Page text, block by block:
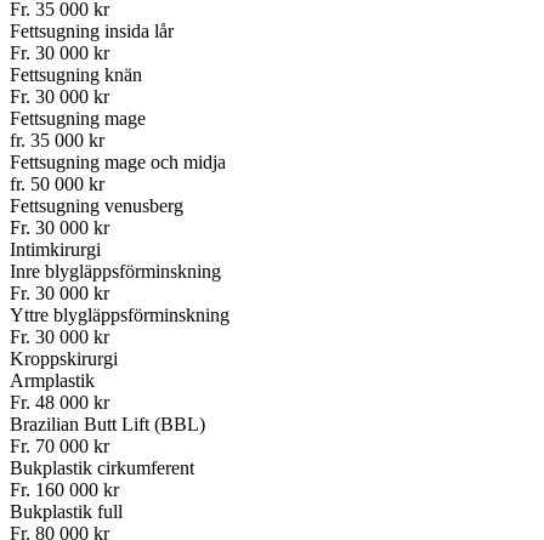
Fr. 35 000 kr
Fettsugning insida lår
Fr. 30 000 kr
Fettsugning knän
Fr. 30 000 kr
Fettsugning mage
fr. 35 000 kr
Fettsugning mage och midja
fr. 50 000 kr
Fettsugning venusberg
Fr. 30 000 kr
Intimkirurgi
Inre blygläppsförminskning
Fr. 30 000 kr
Yttre blygläpps­förminskning
Fr. 30 000 kr
Kroppskirurgi
Armplastik
Fr. 48 000 kr
Brazilian Butt Lift (BBL)
Fr. 70 000 kr
Bukplastik cirkumferent
Fr. 160 000 kr
Bukplastik full
Fr. 80 000 kr